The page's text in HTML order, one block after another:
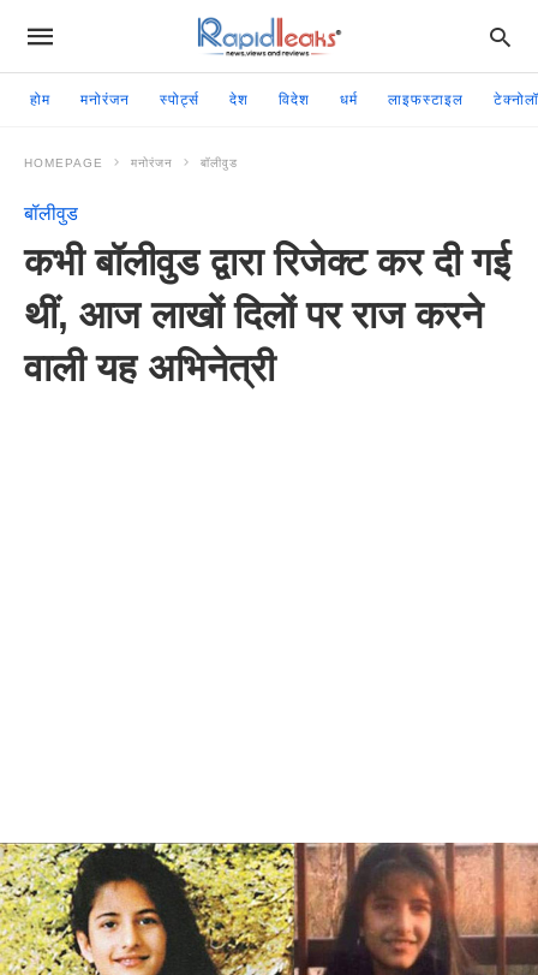
होम मनोरंजन स्पोर्ट्स देश विदेश धर्म लाइफस्टाइल
HOMEPAGE मनोरंजन बॉलीवुड
बॉलीवुड
कभी बॉलीवुड द्वारा रिजेक्ट कर दी गई
थीं, आज लाखों दिलों पर राज करने
वाली यह अभिनेत्री